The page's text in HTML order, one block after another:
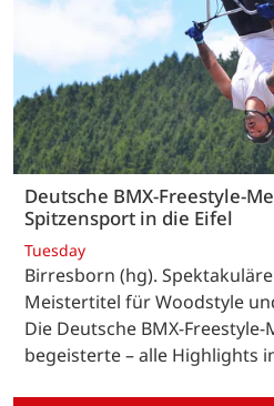
Deutsche BMX-Freestyle-
Spitzensport in die Eifel
Tuesday
Birresborn (hg).
Meistertitel für Woodstyle
Die Deutsche BMX-
begeisterte – alle Highlights